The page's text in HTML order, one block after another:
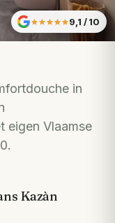
9,1 / 10
in
eigen Vlaamse
Kazàn